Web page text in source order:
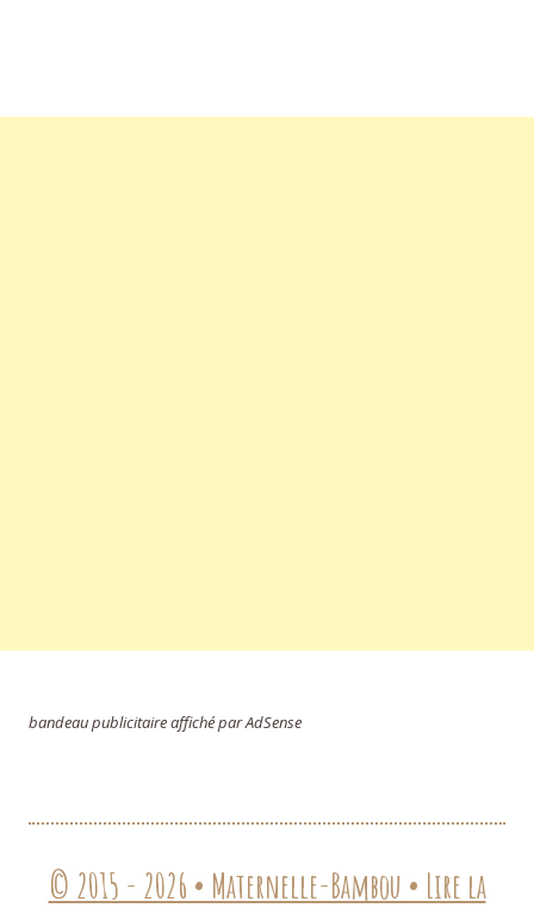
bandeau publicitaire affiché par AdSense
© 2015 - 2026 • Maternelle-Bambou • Lire la